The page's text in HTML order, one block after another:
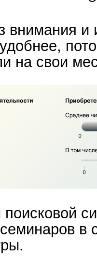
внимания
на свои
в